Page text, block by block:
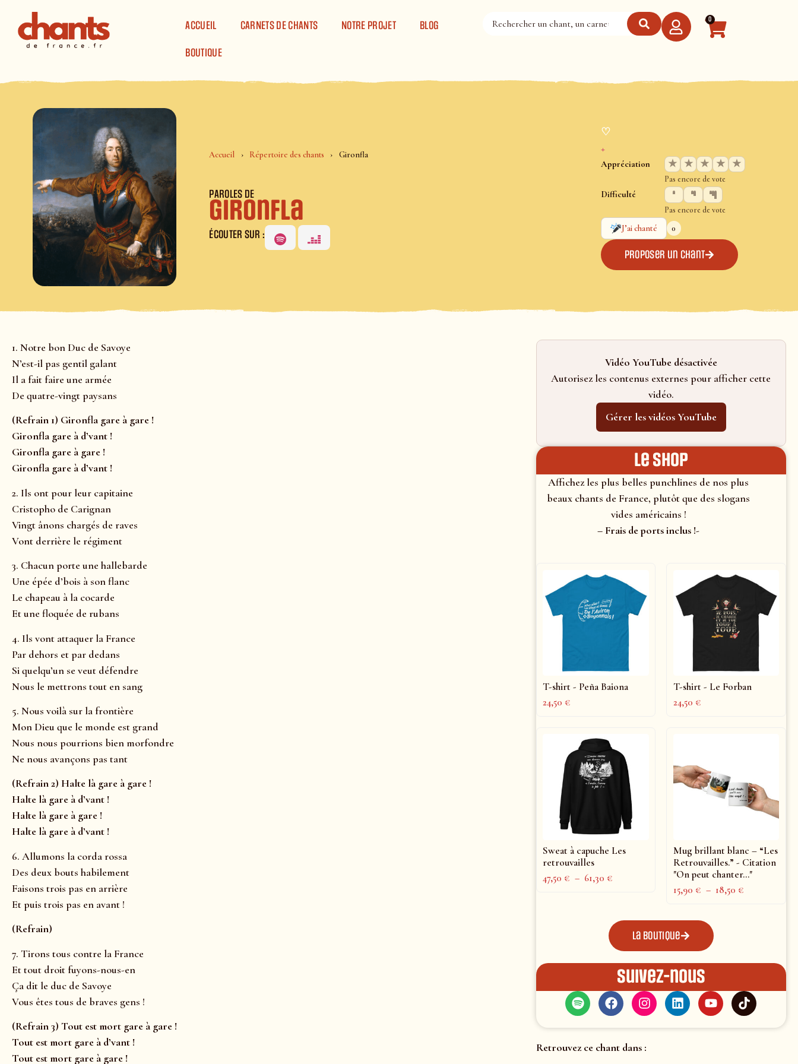
ACCUEIL
CARNETS DE CHANTS NOTRE PROJET BLOG
BOUTIQUE
0
Accueil Répertoire des chants Gironfla
PAROLES DE
Gironfla
ÉCOUTER SUR :
♡
+
Appréciation ★ ★ ★ ★ ★
Pas encore de vote
Difficulté
Pas encore de vote
J’ai chanté
0
Proposer un chant
1. Notre bon Duc de Savoye
N’est-il pas gentil galant
Il a fait faire une armée
De quatre-vingt paysans
(Refrain 1) Gironfla gare à gare !
Gironfla gare à d’vant !
Gironfla gare à gare !
Gironfla gare à d’vant !
2. Ils ont pour leur capitaine
Cristopho de Carignan
Vingt ânons chargés de raves
Vont derrière le régiment
3. Chacun porte une hallebarde
Une épée d’bois à son flanc
Le chapeau à la cocarde
Et une floquée de rubans
4. Ils vont attaquer la France
Par dehors et par dedans
Si quelqu’un se veut défendre
Nous le mettrons tout en sang
5. Nous voilà sur la frontière
Mon Dieu que le monde est grand
Nous nous pourrions bien morfondre
Ne nous avançons pas tant
(Refrain 2) Halte là gare à gare !
Halte là gare à d’vant !
Halte là gare à gare !
Halte là gare à d’vant !
6. Allumons la corda rossa
Des deux bouts habilement
Faisons trois pas en arrière
Et puis trois pas en avant !
(Refrain)
7. Tirons tous contre la France
Et tout droit fuyons-nous-en
Ça dit le duc de Savoye
Vous êtes tous de braves gens !
(Refrain 3) Tout est mort gare à gare !
Tout est mort gare à d’vant !
Tout est mort gare à gare !
Vidéo YouTube désactivée
Autorisez les contenus externes pour afficher cette
vidéo.
Gérer les vidéos YouTube
le shop
Affichez les plus belles punchlines de nos plus
beaux chants de France, plutôt que des slogans
vides américains !
– Frais de ports inclus !-
T-shirt - Peña Baiona
24,50€
T-shirt - Le Forban
24,50€
Sweat à capuche Les
retrouvailles
47,50€ – 61,30€
Mug brillant blanc – “Les
Retrouvailles.” - Citation
"On peut chanter..."
15,90€ – 18,50€
La boutique
Suivez-nous
Retrouvez ce chant dans :